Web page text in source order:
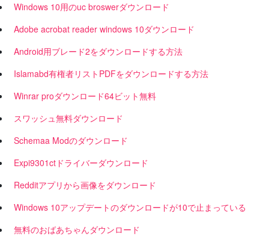
Windows 10用のuc broswerダウンロード
Adobe acrobat reader windows 10ダウンロード
Android用ブレード2をダウンロードする方法
Islamabd有権者リストPDFをダウンロードする方法
Winrar proダウンロード64ビット無料
スワッシュ無料ダウンロード
Schemaa Modのダウンロード
Expi9301ctドライバーダウンロード
Redditアプリから画像をダウンロード
Windows 10アップデートのダウンロードが10で止まっている
無料のおばあちゃんダウンロード